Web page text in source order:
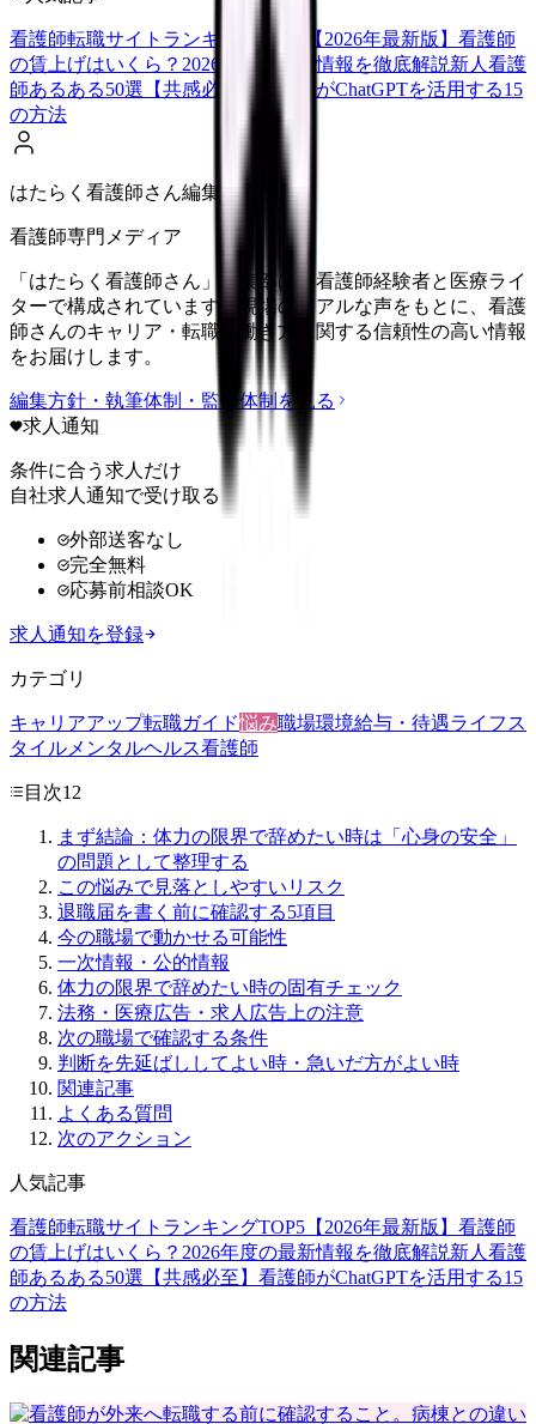
看護師転職サイトランキングTOP5【2026年最新版】 看護師
の賃上げはいくら？2026年度の最新情報を徹底解説新人看護
師あるある50選【共感必至】
看護師がChatGPTを活用する15
の方法
はたらく看護師さん編集部
看護師専門メディア
「はたらく看護師さん」編集部は、看護師経験者と医療ライ
ターで構成されています。現場のリアルな声をもとに、看護
師さんのキャリア・転職・働き方に関する信頼性の高い情報
をお届けします。
編集方針・執筆体制・監修体制を見る
求人通知
条件に合う求人だけ
自社求人通知で受け取る
外部送客なし
完全無料
応募前相談OK
求人通知を登録
カテゴリ
キャリアアップ転職ガイド悩み職場環境給与・待遇ライフス
タイル メンタルヘルス看護師
目次12
まず結論：体力の限界で辞めたい時は「心身の安全」
の問題として整理する
この悩みで見落としやすいリスク
退職届を書く前に確認する5項目
今の職場で動かせる可能性
一次情報・公的情報
体力の限界で辞めたい時の固有チェック
法務・医療広告・求人広告上の注意
次の職場で確認する条件
判断を先延ばししてよい時・急いだ方がよい時
関連記事
よくある質問
次のアクション
人気記事
看護師転職サイトランキングTOP5【2026年最新版】 看護師
の賃上げはいくら？2026年度の最新情報を徹底解説新人看護
師あるある50選【共感必至】 看護師がChatGPTを活用する15
の方法
関連記事